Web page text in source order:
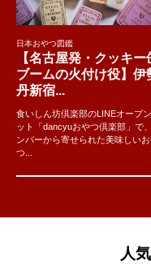
日本おやつ図鑑
【名古屋発・クッキー
ブームの火付け役】伊
丹新宿...
食いしん坊倶楽部のLINEオープ
ット「dancyuおやつ倶楽部」で
ンバーから寄せられた美味しい
つ...
人